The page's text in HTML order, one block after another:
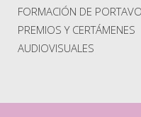
FORMACIÓN DE
PREMIOS Y CERTÁMENES
AUDIOVISUALES